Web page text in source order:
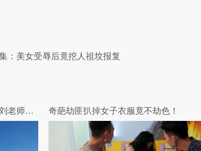
：美女受辱后竟挖人祖坟报复
第十九期-刘老师带你飞-全网版.mp4刘老师带你飞：干了国民公公这碗价值一亿的心灵鸡汤 奇葩劫匪扒掉女子衣服竟不劫色！